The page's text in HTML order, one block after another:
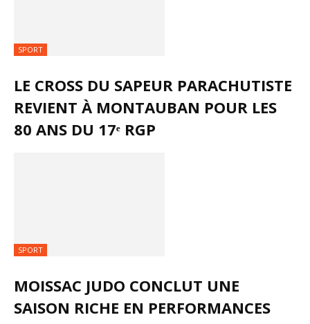
SPORT
LE CROSS DU SAPEUR PARACHUTISTE
REVIENT À MONTAUBAN POUR LES
80 ANS DU 17ᵉ RGP
SPORT
MOISSAC JUDO CONCLUT UNE
SAISON RICHE EN PERFORMANCES